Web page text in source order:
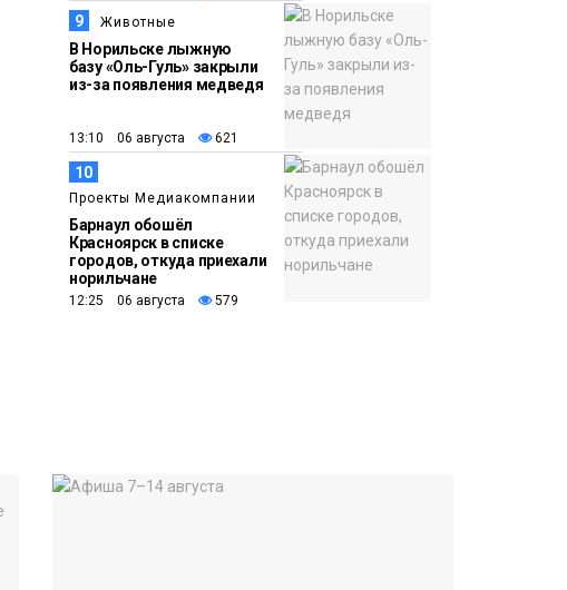
9 Животные
В Норильске лыжную
базу «Оль-Гуль» закрыли
из-за появления медведя
13:10 06 августа 621
10
Проекты Медиакомпании
Барнаул обошёл
Красноярск в списке
городов, откуда приехали
норильчане
12:25 06 августа 579